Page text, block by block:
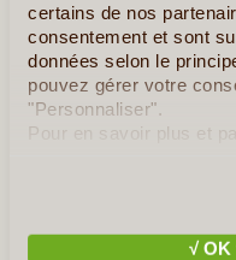
certains de nos
consentement et sont
données selon le
pouvez gérer votre
"Personnaliser".
Pour en savoir plus et
√
Destination de plus en
beaucoup à offrir à
historique et naturel
et aujourd’hui très
(...)
Le